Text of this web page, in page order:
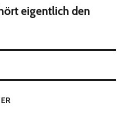
eigentlich den